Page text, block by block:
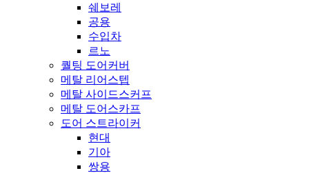
쉐보레
공용
수입차
르노
퀄팅 도어커버
메탈 리어스텝
메탈 사이드스커프
메탈 도어스카프
도어 스트라이커
현대
기아
쌍용